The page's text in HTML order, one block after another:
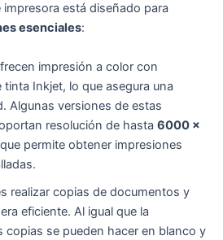
está diseñado para
esenciales:
impresión a color con
Inkjet, lo que asegura una
Algunas versiones de estas
resolución de hasta 6000 x
permite obtener impresiones
realizar copias de documentos y
eficiente. Al igual que la
copias se pueden hacer en blanco y